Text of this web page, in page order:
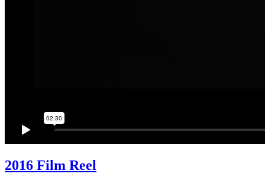
2016 Film Reel